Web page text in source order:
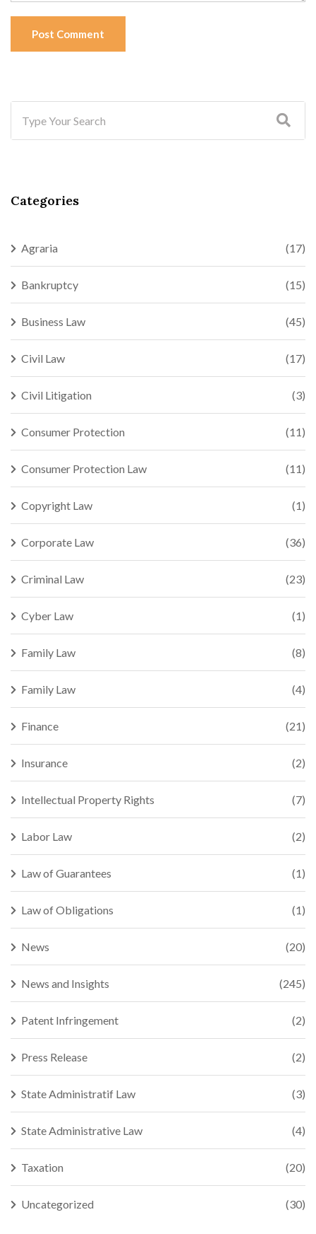
Post Comment
Categories
Agraria (17)
Bankruptcy (15)
Business Law (45)
Civil Law (17)
Civil Litigation (3)
Consumer Protection (11)
Consumer Protection Law (11)
Copyright Law (1)
Corporate Law (36)
Criminal Law (23)
Cyber Law (1)
Family Law (8)
Family Law (4)
Finance (21)
Insurance (2)
Intellectual Property Rights (7)
Labor Law (2)
Law of Guarantees (1)
Law of Obligations (1)
News (20)
News and Insights (245)
Patent Infringement (2)
Press Release (2)
State Administratif Law (3)
State Administrative Law (4)
Taxation (20)
Uncategorized (30)